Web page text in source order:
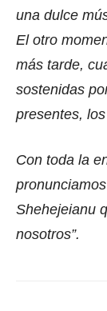
una dulce
El otro
más tarde,
sostenidas
presentes,
Con toda la
Shehejeianu
nosotros”.